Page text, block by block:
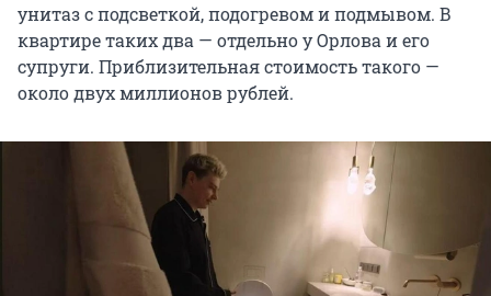
унитаз с подсветкой, подогревом и подмывом. В
квартире таких два — отдельно у Орлова и его
супруги. Приблизительная стоимость такого —
около двух миллионов рублей.